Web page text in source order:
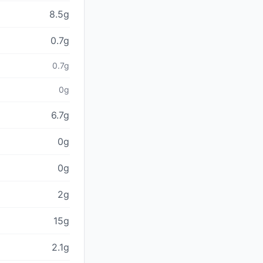
8.5g
0.7g
0.7g
0g
6.7g
0g
0g
2g
15g
2.1g